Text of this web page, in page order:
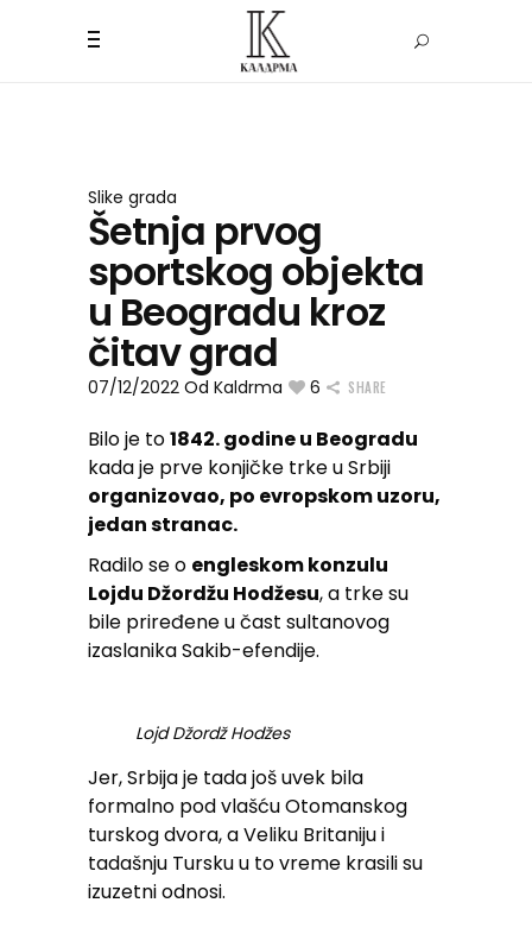
Slike grada
Šetnja prvog
sportskog objekta
u Beogradu kroz
čitav grad
07/12/2022 Od Kaldrma 6 SHARE
Bilo je to1842. godine u Beogradu
kada je prve konjičke trke u Srbiji
organizovao, po evropskom uzoru,
jedan stranac.
Radilo se o engleskom konzulu
Lojdu Džordžu Hodžesu, a trke su
bile priređene u čast sultanovog
izaslanika Sakib-efendije.
Lojd Džordž Hodžes
Jer, Srbija je tada još uvek bila
formalno pod vlašću Otomanskog
turskog dvora, a Veliku Britaniju i
tadašnju Tursku u to vreme krasili su
izuzetni odnosi.